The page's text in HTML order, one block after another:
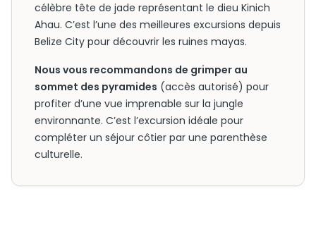
célèbre tête de jade représentant le dieu Kinich
Ahau. C’est l’une des meilleures excursions depuis
Belize City pour découvrir les ruines mayas.
Nous vous recommandons de grimper au
sommet des pyramides (accès autorisé) pour
profiter d’une vue imprenable sur la jungle
environnante. C’est l’excursion idéale pour
compléter un séjour côtier par une parenthèse
culturelle.